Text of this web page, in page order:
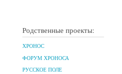
Родственные проекты:
ХРОНОС
ФОРУМ ХРОНОСА
РУССКОЕ ПОЛЕ